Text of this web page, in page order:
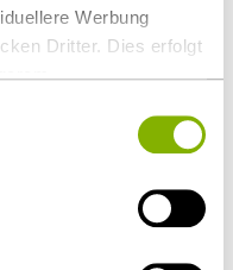
Werbung
Dritter. Dies erfolgt
Zugriffs &
Einwilligung jederzeit
widerrufen oder ändern.